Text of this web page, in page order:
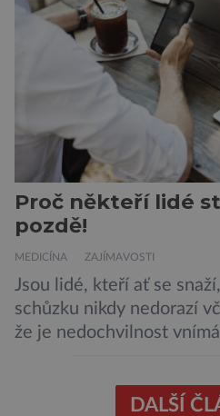
Máme se bát nové
Proč někteří lidé
pozdě!
MEDICÍNA ZAJÍMAVOSTI
Jsou lidé, kteří ať se
schůzku nikdy nedorazí
že je nedochvilnost
chodí chronicky pozdě,
DALŠÍ